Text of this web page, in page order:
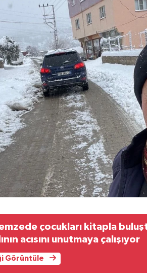
çocukları kitapla
acısını unutmaya çalışıyor
Görüntüle